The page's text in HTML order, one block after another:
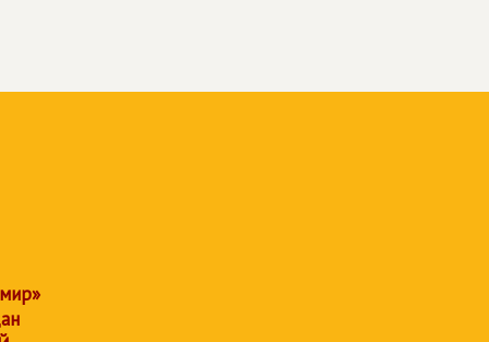
и утвердить план действий накануне